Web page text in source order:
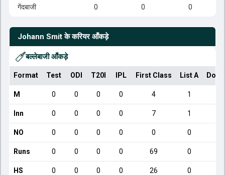
गेंदबाजी 0 0 0
Johann Smit के करियर आँकड़े
बल्लेबाजी आँकड़े
Format Test ODI T20I IPL First Class List A
M 0 0 0 0 4 1
Inn 0 0 0 0 7 1
NO 0 0 0 0 0 0
Runs 0 0 0 0 69 0
HS 0 0 0 0 26 0